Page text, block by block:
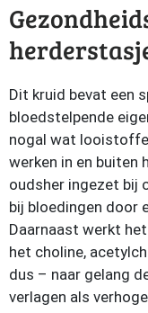
Dit kruid bevat een
bloedstelpende
nogal wat
werken in en buiten
oudsher ingezet bij
bij bloedingen door
Daarnaast werkt
het choline,
dus – naar gelang
verlagen als